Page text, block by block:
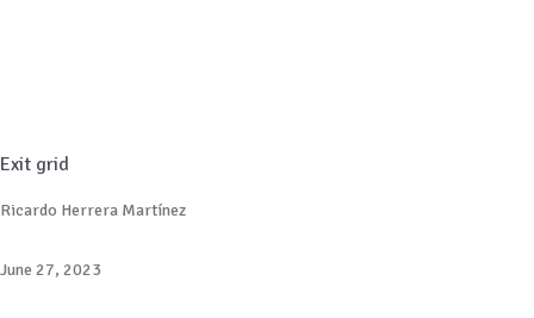
Exit grid
Ricardo Herrera Martínez
June 27, 2023